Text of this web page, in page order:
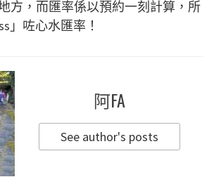
方，而匯率係以預約一刻計算，所
」咗心水匯率！
阿FA
See author's posts